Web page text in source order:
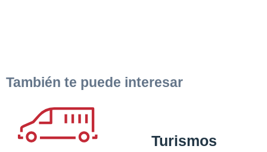
También te puede interesar
Turismos